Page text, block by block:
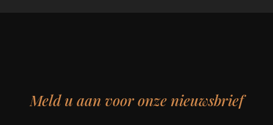
Meld u aan voor onze nieuwsbrief